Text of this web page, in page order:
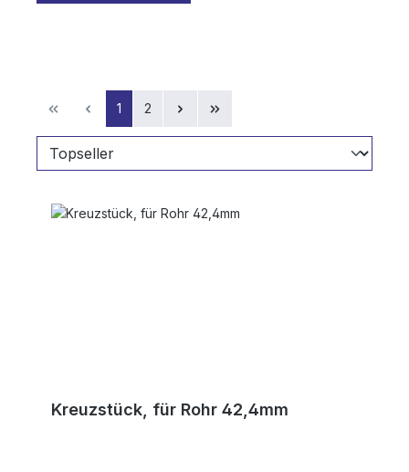
Seite
1 Seite
2
Kreuzstück, für Rohr 42,4mm